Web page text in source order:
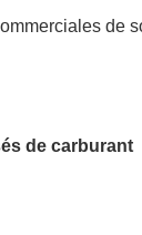
de
de carburant